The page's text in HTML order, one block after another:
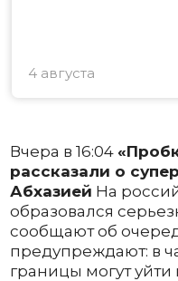
4 августа
Вчера в 16:04
рассказали о
Абхазией На
образовался
сообщают об
предупреждают: в
границы могут уйти